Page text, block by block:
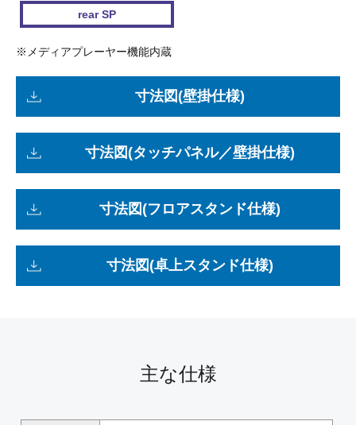
rear SP
※メディアプレーヤー機能内蔵
寸法図(壁掛仕様)
寸法図(タッチパネル／壁掛仕様)
寸法図(フロアスタンド仕様)
寸法図(卓上スタンド仕様)
主な仕様